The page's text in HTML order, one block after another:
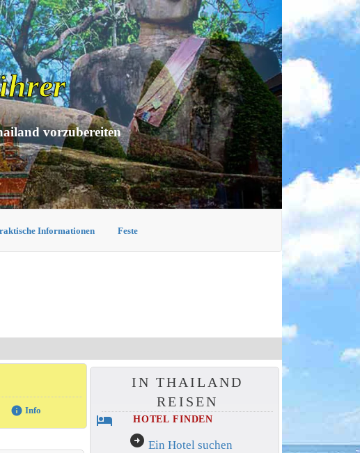
vorzubereiten
Informationen Feste
info Info
IN THAILAND
REISEN
hotel HOTEL FINDEN
arrow_circle_right Ein Hotel suchen